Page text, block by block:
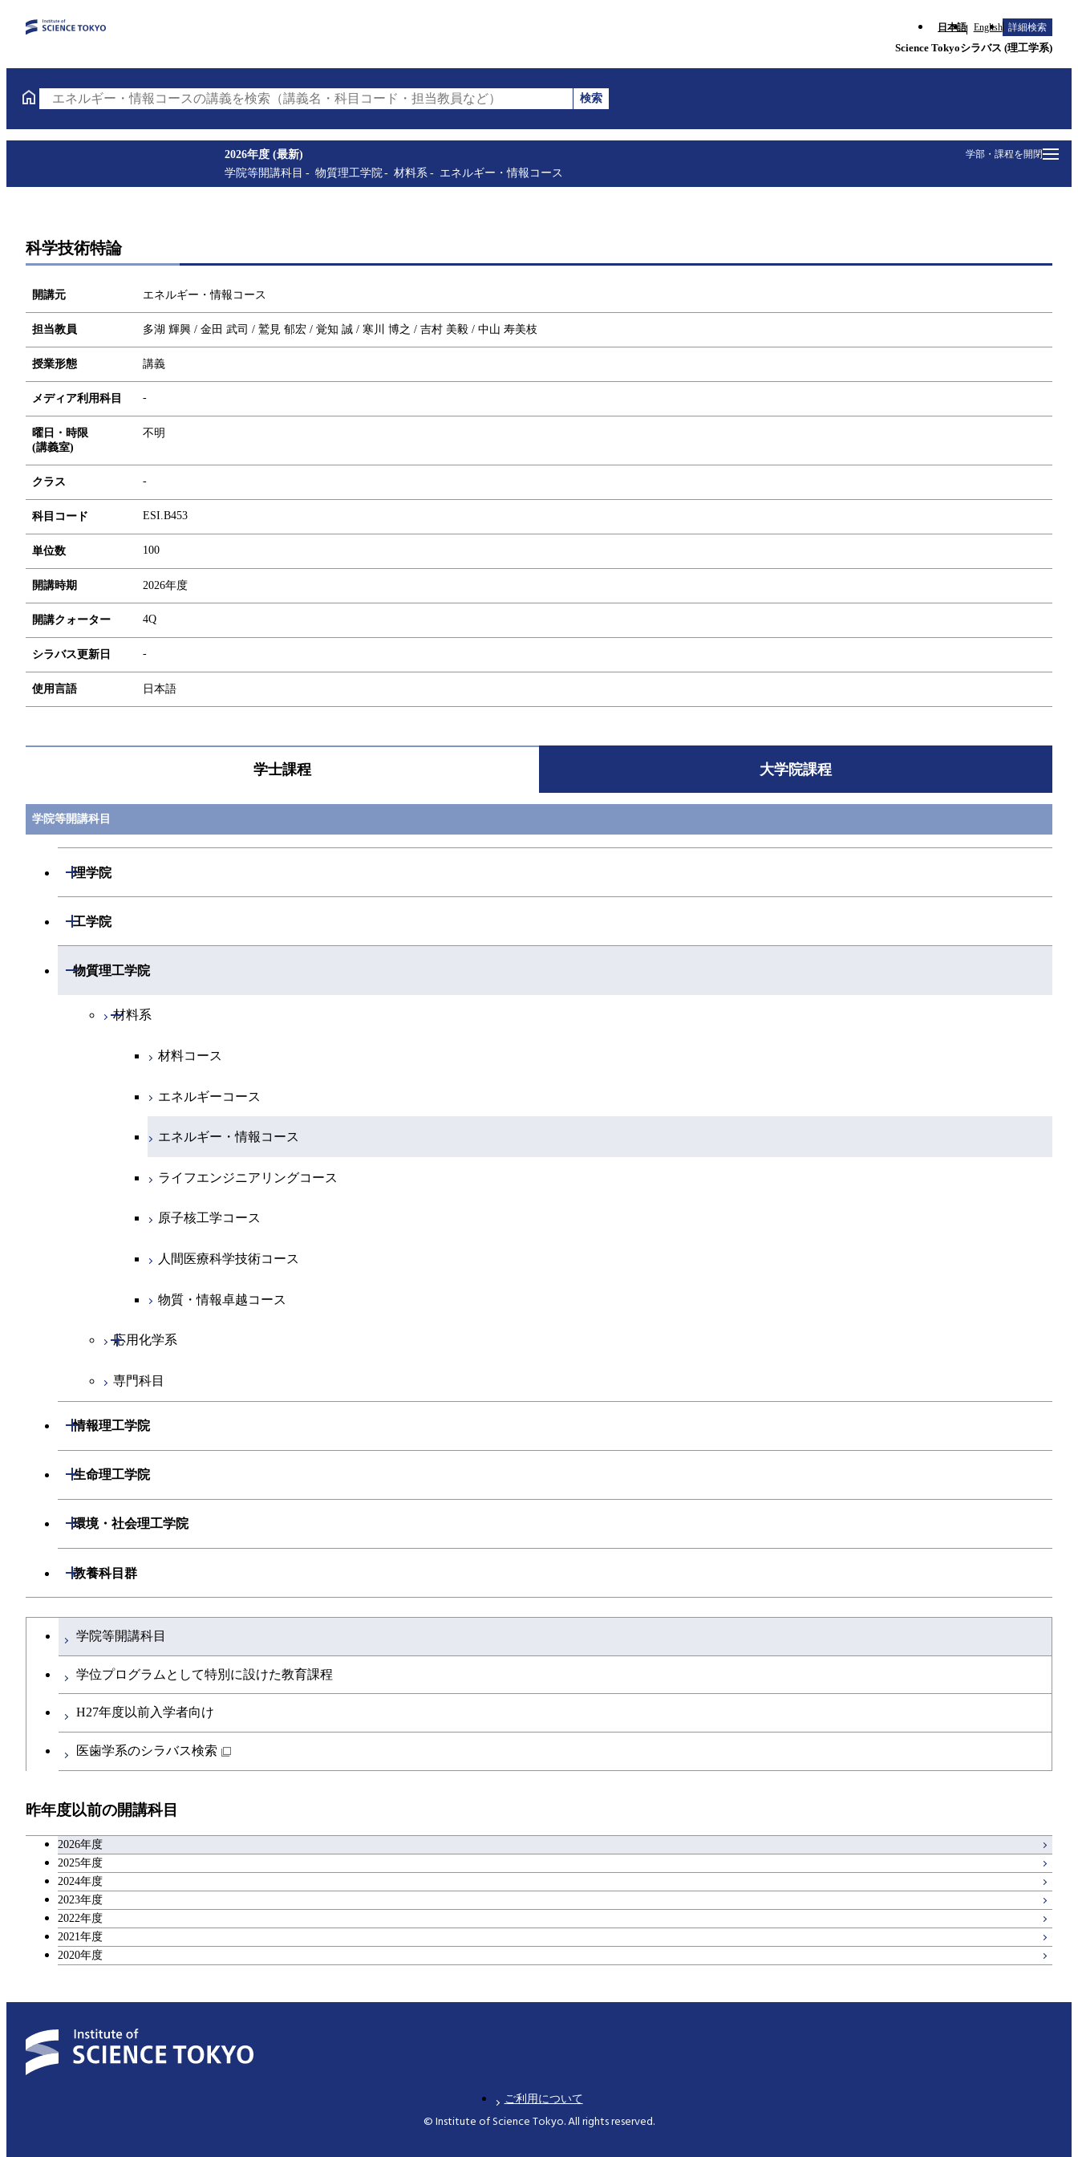
日本語 English 詳細検索
Science Tokyoシラバス (理工学系)
エネルギー・情報コースの講義を検索（講義名・科目コード・担当教員など）
検索
学部・課程を開閉
2026年度 (最新)
学院等開講科目
物質理工学院 材料系 エネルギー・情報コース
科学技術特論
開講元 エネルギー・情報コース
担当教員 多湖 輝興 / 金田 武司 / 鷲見 郁宏 / 覚知 誠 / 寒川 博之 / 吉村 美毅 / 中山 寿美枝
授業形態 講義
メディア利用科目 -
曜日・時限
(講義室)
不明
クラス -
科目コード ESI.B453
単位数 100
開講時期 2026年度
開講クォーター 4Q
シラバス更新日 -
使用言語 日本語
学士課程 大学院課程
学院等開講科目
理学院
開閉
工学院
開閉
機械系
開閉
エネルギーコース
エネルギー・情報コース
エンジニアリングデザインコース
ライフエンジニアリングコース
原子核工学コース
人間医療科学技術コース
超スマート社会卓越コース
システム制御系
システム制御コース
エンジニアリングデザインコース
人間医療科学技術コース
超スマート社会卓越コース
電気電子系
電気電子コース
エネルギーコース
エネルギー・情報コース
ライフエンジニアリングコース
原子核工学コース
人間医療科学技術コース
物質・情報卓越コース
情報通信コース
エンジニアリングデザインコース
ライフエンジニアリングコース
人間医療科学技術コース
超スマート社会卓越コース
経営工学系
エンジニアリングデザインコース
超スマート社会卓越コース
物質理工学院
開閉
材料系
開閉
材料コース
エネルギーコース
エネルギー・情報コース
ライフエンジニアリングコース
原子核工学コース
人間医療科学技術コース
物質・情報卓越コース
応用化学系
開閉
応用化学コース
ライフエンジニアリングコース
専門科目
情報理工学院
開閉
数理・計算科学系
開閉
知能情報コース
情報工学コース
知能情報コース
エネルギー・情報コース
人間医療科学技術コース
物質・情報卓越コース
専門科目
生命理工学院
開閉
生命理工学系
開閉
ライフエンジニアリングコース
地球生命コース
人間医療科学技術コース
物質・情報卓越コース
環境・社会理工学院
開閉
建築学系
開閉
都市・環境学コース
超スマート社会卓越コース
エンジニアリングデザインコース
都市・環境学コース
超スマート社会卓越コース
開閉
地球環境共創コース
エネルギーコース
エネルギー・情報コース
エンジニアリングデザインコース
原子核工学コース
物質・情報卓越コース
社会・人間科学系
社会・人間科学コース
超スマート社会卓越コース
イノベーション科学系
イノベーション科学コース
人間医療科学技術コース
技術経営専門職学位課程
開閉
技術経営専門職学位課程
専門科目
教養科目群
開閉
文系教養科目
英語科目
第二外国語科目
キャリア科目
大学院課程を切り替える
学院等開講科目
学位プログラムとして特別に設けた教育課程
H27年度以前入学者向け
医歯学系のシラバス検索
昨年度以前の開講科目
2026年度
2025年度
2024年度
2023年度
2022年度
2021年度
2020年度
ご利用について
© Institute of Science Tokyo. All rights reserved.